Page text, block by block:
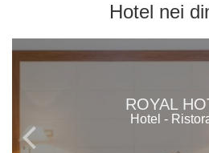
Hotel nei
ROYAL
Hotel -